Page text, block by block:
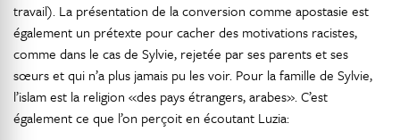
travail). La présentation de la conversion comme apostasie est
également un prétexte pour cacher des motivations racistes,
comme dans le cas de Sylvie, rejetée par ses parents et ses
sœurs et qui n’a plus jamais pu les voir. Pour la famille de Sylvie,
l’islam est la religion «des pays étrangers, arabes». C’est
également ce que l’on perçoit en écoutant Luzia: